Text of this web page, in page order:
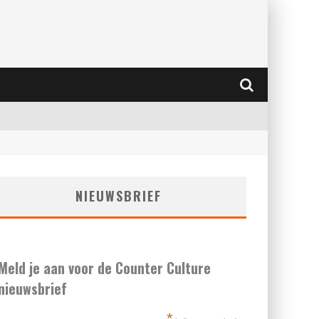
NIEUWSBRIEF
je aan voor de Counter Culture